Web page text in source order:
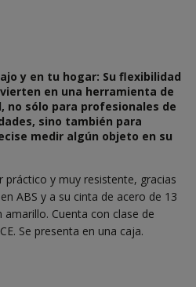
y en tu hogar: Su flexibilidad
en una herramienta de
no sólo para profesionales de
sino también para
medir algún objeto en su
práctico y muy resistente, gracias
ABS y a su cinta de acero de 13
Cuenta con clase de
Se presenta en una caja.